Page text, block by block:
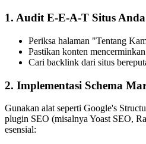
1. Audit E-E-A-T Situs Anda
Periksa halaman "Tentang
Pastikan konten
Cari backlink dari situs
2. Implementasi Schema
Gunakan alat seperti Google's
plugin SEO (misalnya Yoast SEO,
esensial: